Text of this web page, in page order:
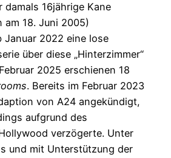
damals 16jährige Kane
am 18. Juni 2005)
2022 eine lose
über diese „Hinterzimmer“
2025 erschienen 18
. Bereits im Februar 2023
von A24 angekündigt,
aufgrund des
verzögerte. Unter
und mit Unterstützung der